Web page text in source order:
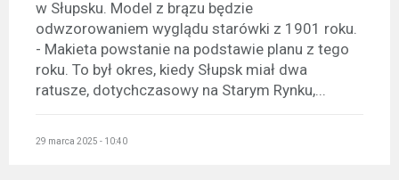
w Słupsku. Model z brązu będzie
odwzorowaniem wyglądu starówki z 1901 roku.
- Makieta powstanie na podstawie planu z tego
roku. To był okres, kiedy Słupsk miał dwa
ratusze, dotychczasowy na Starym Rynku,...
29 marca 2025 - 10:40